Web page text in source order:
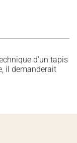
d’un tapis
il demanderait